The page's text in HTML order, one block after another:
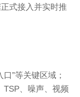
式接入并实时推
”等关键区域；
TSP、噪声、视频